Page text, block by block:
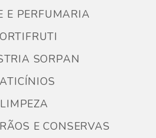
E PERFUMARIA
SORPAN
LIMPEZA
E CONSERVAS